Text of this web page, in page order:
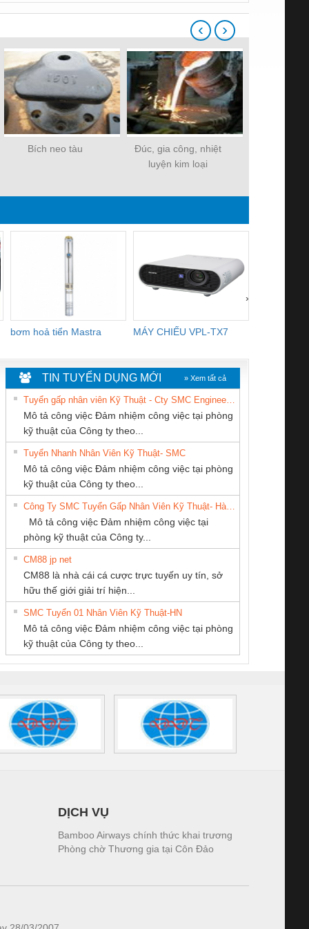
Bích neo tàu
Đúc, gia công, nhiệt
luyện kim loại
‹ ›
bơm hoả tiển Mastra MÁY CHIẾU VPL-TX7
›
An Toàn
Contact
– PSR-
SCP-
FSP/2X1/1X2
sát chuỗi
tấm pin
16I+
(2502520000)
Bộ giám sát chuỗi
tấm pin
TRANSCLINIC 16I+
1K5 L (2433950000)
Bộ giám sát dòng
TRANSCLINIC 16I+
(2008130000)
điện TRANSCLINIC
BKE 1K5.4
(7791400879)2. Giá
Nẹp nhôm chống
trơn Đà Nẵng
TY CP TỰ
TIẾN
CÔNG TY CỔ
PHẦN TỰ ĐỘNG
TIẾN HƯNG
Công ty TNHH
Ba Miền
TY TNHH
MẠI
VỤ KỸ
ĐIỆN CƠ
HƯNG PHÁT
KỸ THUẬT KTECH
VIỆT NAM
KINH DOANH
TIN TUYỂN DỤNG MỚI » Xem tất cả
Mô tả công việc Đảm nhiệm công việc tại phòng
kỹ thuật của Công ty theo...
Tuyển Nhanh Nhân Viên Kỹ Thuật- SMC
Mô tả công việc Đảm nhiệm công việc tại phòng
kỹ thuật của Công ty theo...
Mô tả công việc Đảm nhiệm công việc tại
phòng kỹ thuật của Công ty...
CM88 jp net
CM88 là nhà cái cá cược trực tuyến uy tín, sở
hữu thế giới giải trí hiện...
SMC Tuyển 01 Nhân Viên Kỹ Thuật-HN
Mô tả công việc Đảm nhiệm công việc tại phòng
kỹ thuật của Công ty theo...
DỊCH VỤ
Bamboo Airways chính thức khai trương
Phòng chờ Thương gia tại Côn Đảo